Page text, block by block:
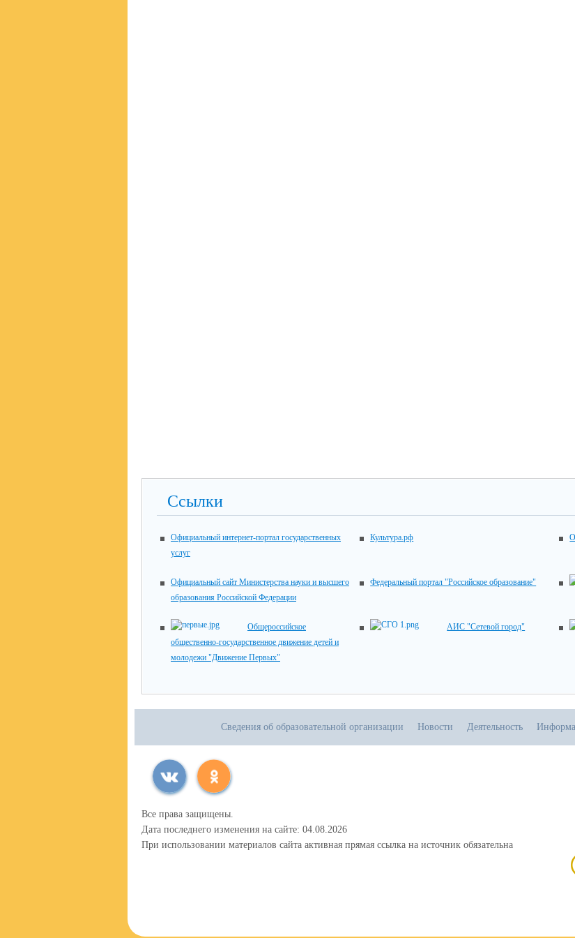
Ссылки
Официальный интернет-портал государственных
услуг
Культура.рф
Официальный сайт Министерства науки и высшего
образования Российской Федерации
Федеральный портал "Российское образование"
Общероссийское
общественно-государственное движение детей и
молодежи "Движение Первых"
АИС "Сетевой город"
Сведения об образовательной организации Новости Деятельность
Все права защищены.
Дата последнего изменения на сайте: 04.08.2026
При использовании материалов сайта активная прямая ссылка на источник обязательна